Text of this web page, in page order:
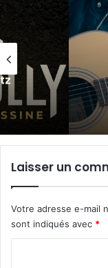
Laisser un
Votre adresse e-mail
sont indiqués avec *